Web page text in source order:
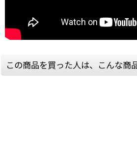
この商品を買った人は、こんな商